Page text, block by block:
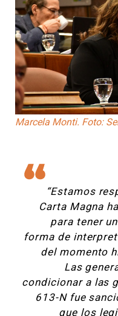
Marcela Monti. Foto:
“Estamos
Carta Magna
para tener
forma de
del momento
Las
condicionar a las
613-N fue
que los